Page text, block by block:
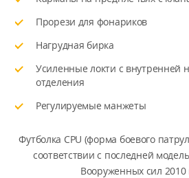
Прорези для фонариков
Нагрудная бирка
Усиленные локти с внутренней
отделения
Регулируемые манжеты
Футболка CPU (форма боевого
соответствии с последней
Вооруженных сил 2010